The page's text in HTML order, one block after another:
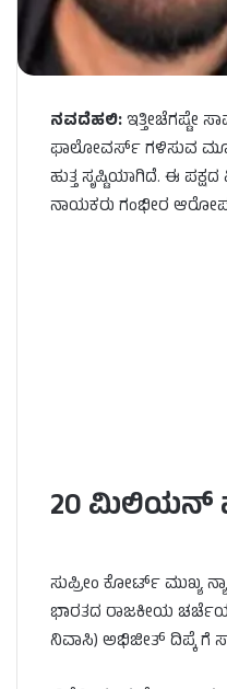
ನವದೆಹಲಿ:ಇತ್ತೀಚೆಗಷ್ಟೇ
ಫಾಲೋವರ್ಸ್ ಗಳಿಸುವ
ಹುತ್ತ ಸೃಷ್ಟಿಯಾಗಿದೆ. ಈ
ನಾಯಕರು ಗಂಭೀರ ಆರೋಪ
20 ಮಿಲಿಯನ್
ಸುಪ್ರೀಂ ಕೋರ್ಟ್ ಮುಖ್ಯ
ಭಾರತದ ರಾಜಕೀಯ ಚರ್ಚೆಯ
ನಿವಾಸಿ) ಅಭಿಜೀತ್ ದಿಪ್ಕೆ ಗೆ